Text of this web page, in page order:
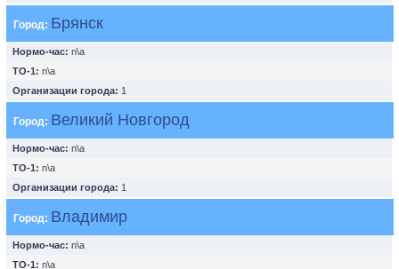
Город: Брянск
Нормо-час: n\a
ТО-1: n\a
Организации города: 1
Город: Великий Новгород
Нормо-час: n\a
ТО-1: n\a
Организации города: 1
Город: Владимир
Нормо-час: n\a
ТО-1: n\a